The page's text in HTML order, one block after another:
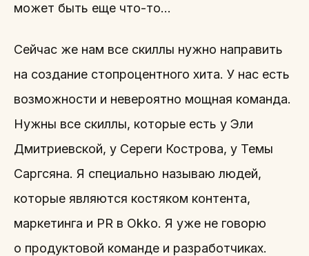
может быть еще что-то…
Сейчас же нам все скиллы нужно направить
на создание стопроцентного хита. У нас есть
возможности и невероятно мощная команда.
Нужны все скиллы, которые есть у Эли
Дмитриевской, у Сереги Кострова, у Темы
Саргсяна. Я специально называю людей,
которые являются костяком контента,
маркетинга и PR в Okko. Я уже не говорю
о продуктовой команде и разработчиках.